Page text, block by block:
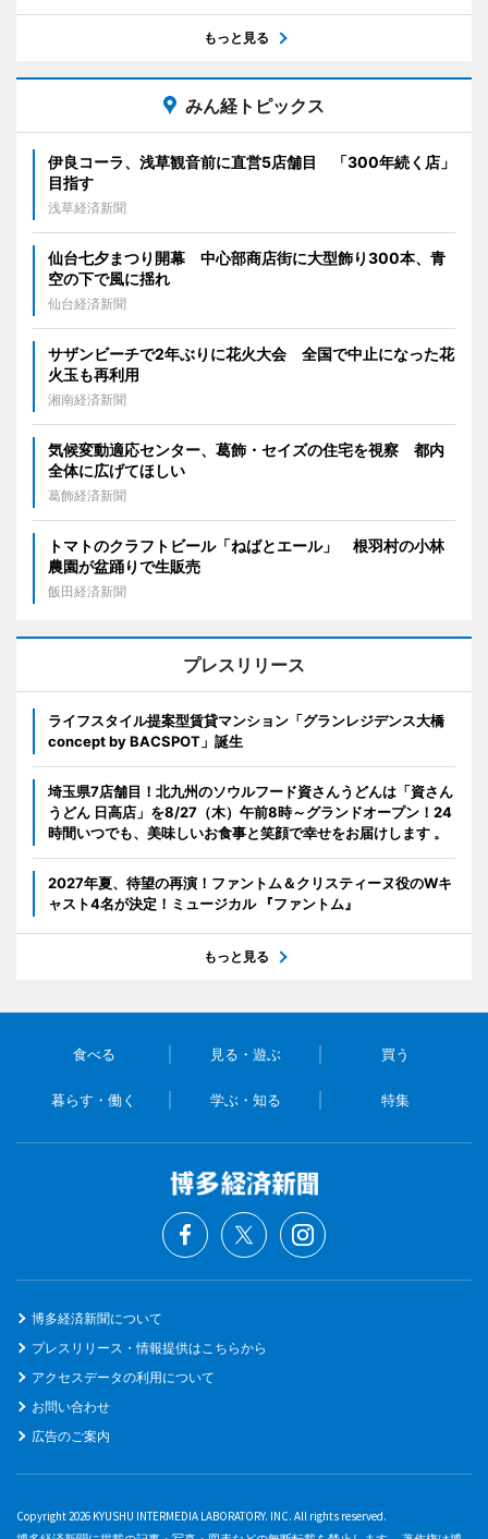
もっと見る
みん経トピックス
伊良コーラ、浅草観音前に直営5店舗目 「300年続く店」
目指す
浅草経済新聞
仙台七夕まつり開幕 中心部商店街に大型飾り300本、青
空の下で風に揺れ
仙台経済新聞
サザンビーチで2年ぶりに花火大会 全国で中止になった花
火玉も再利用
湘南経済新聞
気候変動適応センター、葛飾・セイズの住宅を視察 都内
全体に広げてほしい
葛飾経済新聞
トマトのクラフトビール「ねばとエール」 根羽村の小林
農園が盆踊りで生販売
飯田経済新聞
プレスリリース
ライフスタイル提案型賃貸マンション「グランレジデンス大橋
concept by BACSPOT」誕生
埼玉県7店舗目！北九州のソウルフード資さんうどんは「資さん
うどん 日高店」を8/27（木）午前8時～グランドオープン！24
時間いつでも、美味しいお食事と笑顔で幸せをお届けします 。
2027年夏、待望の再演！ファントム＆クリスティーヌ役のWキ
ャスト4名が決定！ミュージカル 『ファントム』
もっと見る
食べる 見る・遊ぶ 買う
暮らす・働く 学ぶ・知る 特集
博多経済新聞について
プレスリリース・情報提供はこちらから
アクセスデータの利用について
お問い合わせ
広告のご案内
Copyright 2026 KYUSHU INTERMEDIA LABORATORY. INC. All rights reserved.